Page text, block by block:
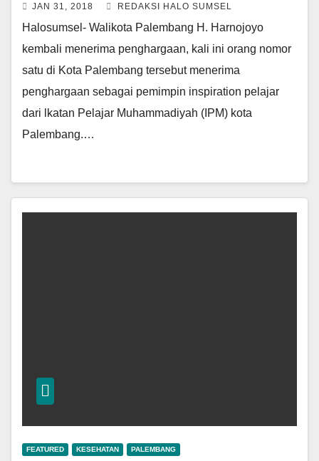
JAN 31, 2018 REDAKSI HALO SUMSEL
Halosumsel- Walikota Palembang H. Harnojoyo
kembali menerima penghargaan, kali ini orang nomor
satu di Kota Palembang tersebut menerima
penghargaan sebagai pemimpin inspiration pelajar
dari lkatan Pelajar Muhammadiyah (IPM) kota
Palembang.…
FEATURED KESEHATAN PALEMBANG